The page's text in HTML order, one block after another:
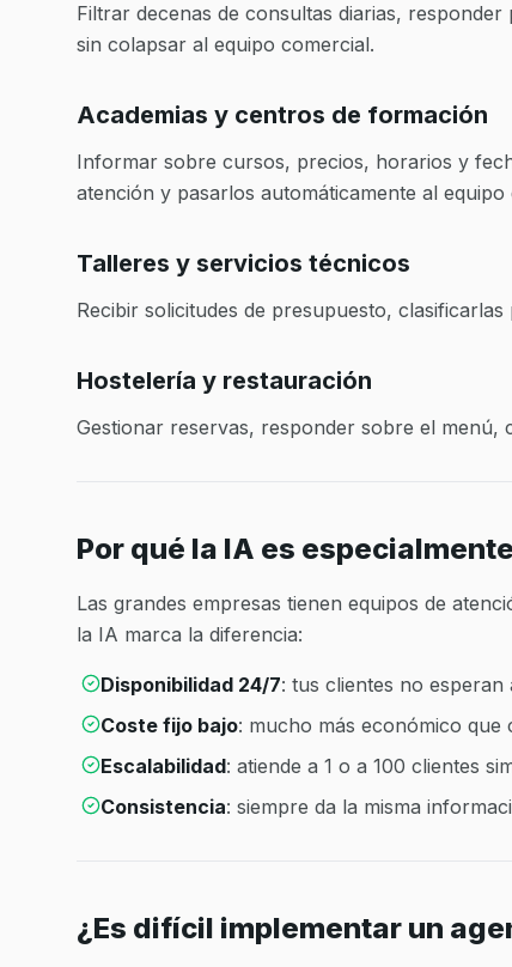
Filtrar decenas de consultas diarias,
sin colapsar al equipo comercial.
Academias y centros de formación
Informar sobre cursos, precios, horarios y
atención y pasarlos automáticamente al equipo
Talleres y servicios técnicos
Recibir solicitudes de presupuesto,
Hostelería y restauración
Gestionar reservas, responder sobre el menú,
Por qué la IA es
Las grandes empresas tienen equipos de
la IA marca la diferencia:
Disponibilidad 24/7: tus clientes no
Coste fijo bajo: mucho más económico que
Escalabilidad: atiende a 1 o a 100 clientes
Consistencia: siempre da la misma
¿Es difícil implementar un